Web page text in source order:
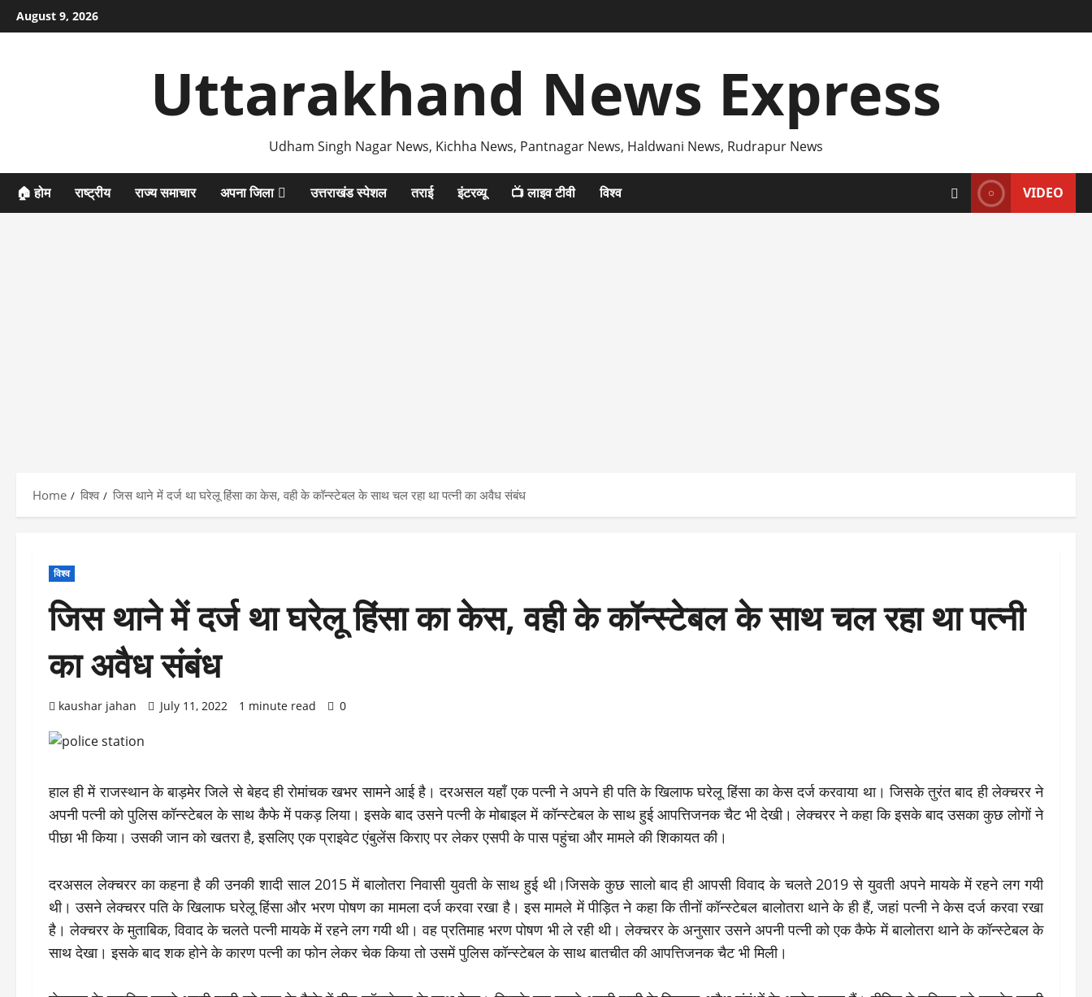
Skip
to
August 9, 2026
Uttarakhand News Express
Udham Singh Nagar News, Kichha News, Pantnagar News, Haldwani News, Rudrapur News
🏠 होम राष्ट्रीय राज्य समाचार अपना जिला उत्तराखंड स्पेशल तराई इंटरव्यू 📺 लाइव टीवी विश्व VIDEO
Home विश्व जिस थाने में दर्ज था घरेलू हिंसा का केस, वही के कॉन्स्टेबल के साथ चल रहा था पत्नी का अवैध संबंध
विश्व
जिस थाने में दर्ज था घरेलू हिंसा का केस, वही के कॉन्स्टेबल के साथ चल रहा था पत्नी
का अवैध संबंध
kaushar jahan July 11, 2022 1 minute read 0
हाल ही में राजस्थान के बाड़मेर जिले से बेहद ही रोमांचक खभर सामने आई है। दरअसल यहाँ एक पत्नी ने अपने ही पति के खिलाफ घरेलू हिंसा का केस दर्ज करवाया था। जिसके तुरंत बाद ही लेक्चरर ने
अपनी पत्नी को पुलिस कॉन्स्टेबल के साथ कैफे में पकड़ लिया। इसके बाद उसने पत्नी के मोबाइल में कॉन्स्टेबल के साथ हुई आपत्तिजनक चैट भी देखी। लेक्चरर ने कहा कि इसके बाद उसका कुछ लोगों ने
पीछा भी किया। उसकी जान को खतरा है, इसलिए एक प्राइवेट एंबुलेंस किराए पर लेकर एसपी के पास पहुंचा और मामले की शिकायत की।
दरअसल लेक्चरर का कहना है की उनकी शादी साल 2015 में बालोतरा निवासी युवती के साथ हुई थी।जिसके कुछ सालो बाद ही आपसी विवाद के चलते 2019 से युवती अपने मायके में रहने लग गयी
थी। उसने लेक्चरर पति के खिलाफ घरेलू हिंसा और भरण पोषण का मामला दर्ज करवा रखा है। इस मामले में पीड़ित ने कहा कि तीनों कॉन्स्टेबल बालोतरा थाने के ही हैं, जहां पत्नी ने केस दर्ज करवा रखा
है। लेक्चरर के मुताबिक, विवाद के चलते पत्नी मायके में रहने लग गयी थी। वह प्रतिमाह भरण पोषण भी ले रही थी। लेक्चरर के अनुसार उसने अपनी पत्नी को एक कैफे में बालोतरा थाने के कॉन्स्टेबल के
साथ देखा। इसके बाद शक होने के कारण पत्नी का फोन लेकर चेक किया तो उसमें पुलिस कॉन्स्टेबल के साथ बातचीत की आपत्तिजनक चैट भी मिली।